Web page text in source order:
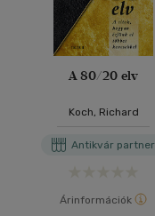
A 80/20 elv
Koch, Richard
Antikvár partner
Árinformációk